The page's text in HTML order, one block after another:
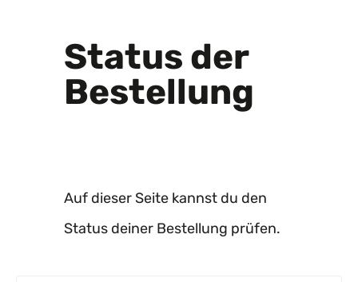
Status der
Bestellung
Auf dieser Seite kannst du den
Status deiner Bestellung prüfen.